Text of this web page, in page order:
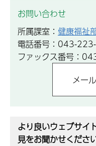
お問い合わせ
所属課室： 健康福祉
電話番号：043-
ファックス番号：
より良いウェブサイ
見をお聞かせくださ